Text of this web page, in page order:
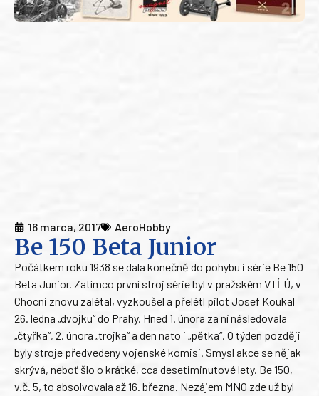
16 marca, 2017 AeroHobby
Be 150 Beta Junior
Počátkem roku 1938 se dala konečně do pohybu i série Be 150
Beta Junior. Zatímco první stroj série byl v pražském VTĹÚ, v
Chocni znovu zalétal, vyzkoušel a přelétl pilot Josef Koukal
26. ledna „dvojku“ do Prahy. Hned 1. února za ní následovala
„čtyřka“, 2. února „trojka“ a den nato i „pětka“. O týden později
byly stroje předvedeny vojenské komisi. Smysl akce se nějak
skrývá, neboť šlo o krátké, cca desetiminutové lety. Be 150,
v.č. 5, to absolvovala až 16. března. Nezájem MNO zde už byl